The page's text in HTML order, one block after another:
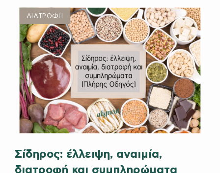
ΔΙΑΤΡΟΦΗ
Σίδηρος: έλλειψη, αναιμία,
διατροφή και συμπληρώματα